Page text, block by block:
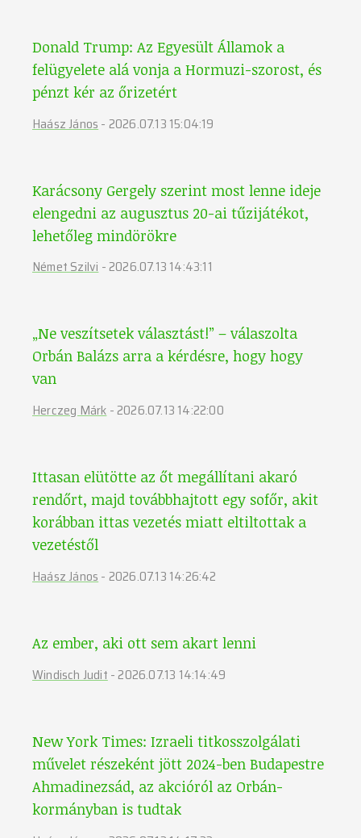
Donald Trump: Az Egyesült Államok a
felügyelete alá vonja a Hormuzi-szorost, és
pénzt kér az őrizetért
Haász János - 2026.07.13 15:04:19
Karácsony Gergely szerint most lenne ideje
elengedni az augusztus 20-ai tűzijátékot,
lehetőleg mindörökre
Német Szilvi- 2026.07.13 14:43:11
„Ne veszítsetek választást!” – válaszolta
Orbán Balázs arra a kérdésre, hogy hogy
van
Herczeg Márk- 2026.07.13 14:22:00
Ittasan elütötte az őt megállítani akaró
rendőrt, majd továbbhajtott egy sofőr, akit
korábban ittas vezetés miatt eltiltottak a
vezetéstől
Haász János- 2026.07.13 14:26:42
Az ember, aki ott sem akart lenni
Windisch Judit - 2026.07.13 14:14:49
New York Times: Izraeli titkosszolgálati
művelet részeként jött 2024-ben Budapestre
Ahmadinezsád, az akcióról az Orbán-
kormányban is tudtak